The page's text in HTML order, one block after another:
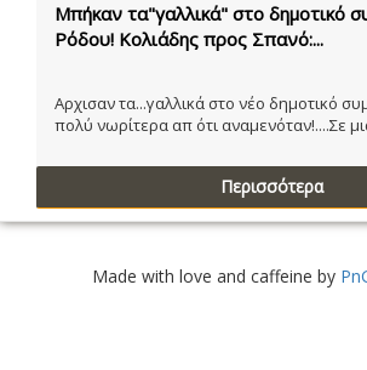
Μπήκαν τα"γαλλικά" στο δημοτικό
Ρόδου! Κολιάδης προς Σπανό:...
Αρχισαν τα...γαλλικά στο νέο δημοτικό
πολύ νωρίτερα απ ότι αναμενόταν!....Σε
Περισσότερα
Made with love and caffeine by